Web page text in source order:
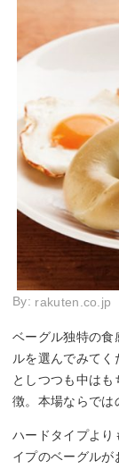
By: rakuten.co.jp
ベーグル独特の食
ルを選んでみて
としつつも中は
徴。本場ならでは
ハードタイプより
イプのベーグルが